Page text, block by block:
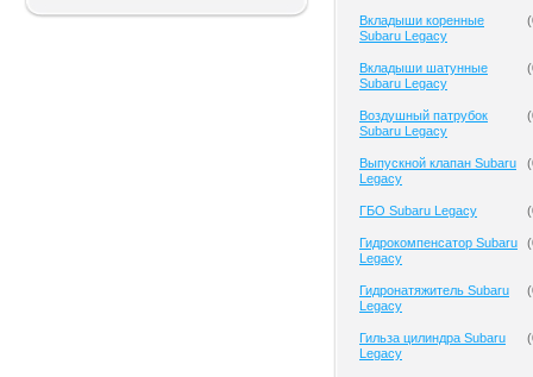
Вкладыши коренные
Subaru Legacy
(
Вкладыши шатунные
Subaru Legacy
(
Воздушный патрубок
Subaru Legacy
(
Выпускной клапан Subaru
Legacy
(
ГБО Subaru Legacy (
Гидрокомпенсатор Subaru
Legacy
(
Гидронатяжитель Subaru
Legacy
(
Гильза цилиндра Subaru
Legacy
(